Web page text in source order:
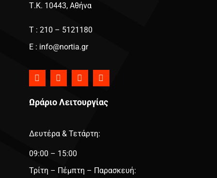
Τ.Κ. 10443, Αθήνα
Τ : 210 – 5121180
E : info@nortia.gr
Ωράριο Λειτουργίας
Δευτέρα & Τετάρτη:
09:00 – 15:00
Τρίτη – Πέμπτη – Παρασκευή: